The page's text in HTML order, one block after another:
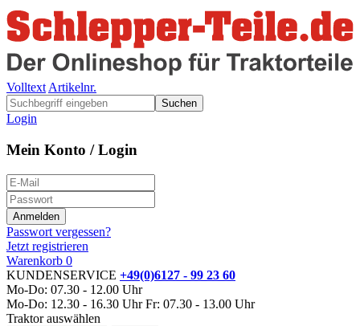
Volltext Artikelnr.
Suchen
Login
Mein Konto / Login
Passwort vergessen?
Jetzt registrieren
Warenkorb 0
KUNDENSERVICE +49(0)6127 - 99 23 60
Mo-Do: 07.30 - 12.00 Uhr
Mo-Do: 12.30 - 16.30 Uhr Fr: 07.30 - 13.00 Uhr
Traktor auswählen